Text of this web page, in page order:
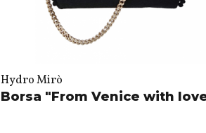
Hydro Mirò
Borsa "From Venice with